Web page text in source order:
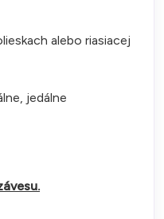
alebo riasiacej
jedálne